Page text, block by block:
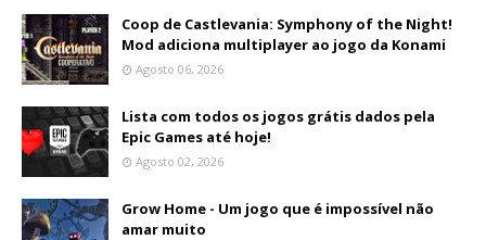
Coop de Castlevania: Symphony of the Night!
Mod adiciona multiplayer ao jogo da Konami
Agosto 06, 2026
Lista com todos os jogos grátis dados pela
Epic Games até hoje!
Agosto 02, 2026
Grow Home - Um jogo que é impossível não
amar muito